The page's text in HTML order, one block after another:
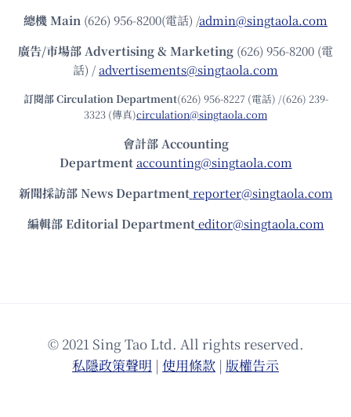
總機Main (626) 956-8200(電話) /admin@singtaola.com
廣告/市場部Advertising & Marketing (626) 956-8200 (電
話) /advertisements@singtaola.com
訂閱部 Circulation Department(626) 956-8227 (電話) /(626) 239-
3323 (傳真)circulation@singtaola.com
會計部 Accounting
Department accounting@singtaola.com
新聞採訪部 News Department reporter@singtaola.com
編輯部 Editorial Department editor@singtaola.com
© 2021 Sing Tao Ltd. All rights reserved.
私隱政策聲明 | 使⽤條款 | 版權告⽰